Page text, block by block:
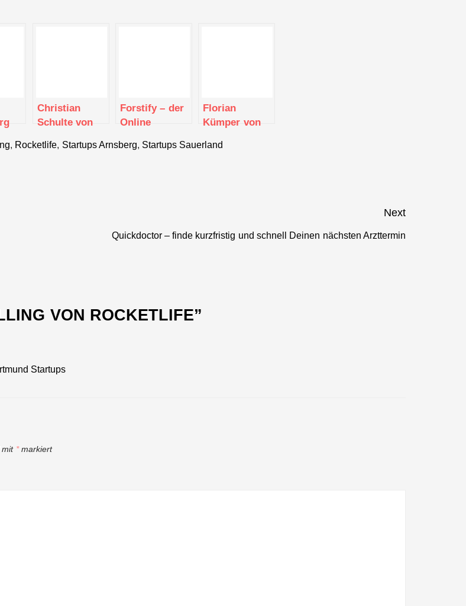
Christian
Schulte von
Sauerland.de
Forstify – der
Online
den Rohholz-
Florian
Kümper von
, Rocketlife, Startups Arnsberg, Startups Sauerland
Next
Quickdoctor – finde kurzfristig und schnell Deinen nächsten Arzttermin
VON ROCKETLIFE”
Startups
mit *markiert